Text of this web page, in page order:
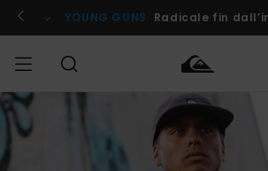
informazioni
prodotto
! YOUNG GUNS Radicale fin
UOMO Abbigliamento
Abbigliamento
Shop
Surf Shop
Uomo
Snow
Shop
Uomo
Outlet
Uomo
Accedi al tuo
ordine